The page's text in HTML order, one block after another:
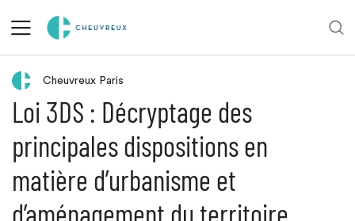
Retour aux actualités
Cheuvreux Paris
Loi 3DS : Décryptage des
principales dispositions en
matière d’urbanisme et
d’aménagement du territoire